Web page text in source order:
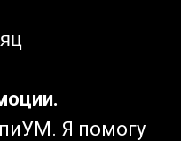
Я помогу